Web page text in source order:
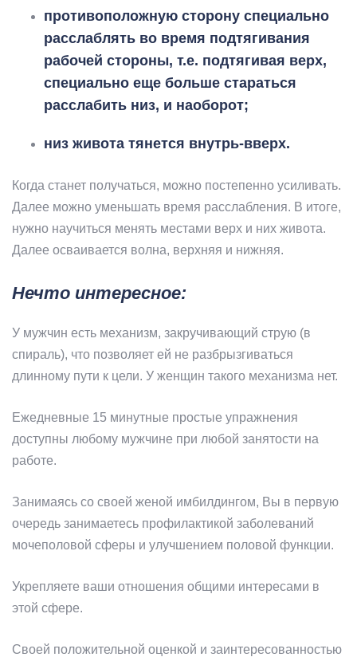
противоположную сторону специально
расслаблять во время подтягивания
рабочей стороны, т.е. подтягивая верх,
специально еще больше стараться
расслабить низ, и наоборот;
низ живота тянется внутрь-вверх.
Когда станет получаться, можно постепенно усиливать.
Далее можно уменьшать время расслабления. В итоге,
нужно научиться менять местами верх и них живота.
Далее осваивается волна, верхняя и нижняя.
Нечто интересное:
У мужчин есть механизм, закручивающий струю (в
спираль), что позволяет ей не разбрызгиваться
длинному пути к цели. У женщин такого механизма нет.
Ежедневные 15 минутные простые упражнения
доступны любому мужчине при любой занятости на
работе.
Занимаясь со своей женой имбилдингом, Вы в первую
очередь занимаетесь профилактикой заболеваний
мочеполовой сферы и улучшением половой функции.
Укрепляете ваши отношения общими интересами в
этой сфере.
Своей положительной оценкой и заинтересованностью